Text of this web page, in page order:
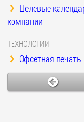
Целевые
компании
ТЕХНОЛОГИИ
Офсетная печать